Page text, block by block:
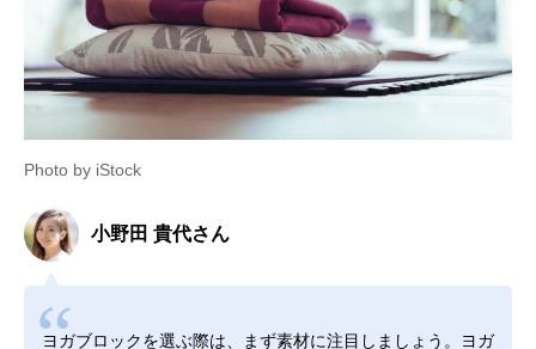
Photo by iStock
小野田 貴代さん
ヨガブロックを選ぶ際は、まず素材に注目しましょう。ヨガ